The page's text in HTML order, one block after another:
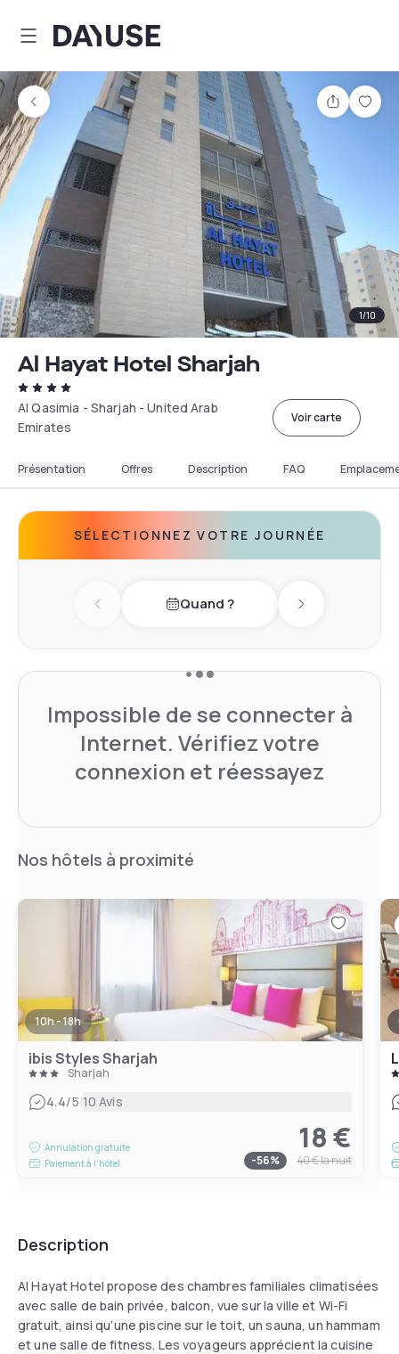
Dayuse
Partager
1/10
Al Hayat Hotel Sharjah
Al Qasimia - Sharjah - United Arab
Emirates
Voir carte
Présentation Offres Description FAQ
SÉLECTIONNEZ VOTRE JOURNÉE
Previous dayQuand ? Next day
Impossible de se connecter à
Internet. Vérifiez votre
connexion et réessayez
Nos hôtels à proximité
10h - 18h
ibis Styles Sharjah
Sharjah
4.4/5|10 Avis
Annulation gratuite
Paiement à l'hôtel
18 €
-56% 40 €la nuit
Description
Al Hayat Hotel propose des chambres familiales climatisées
avec salle de bain privée, balcon, vue sur la ville et Wi-Fi
gratuit, ainsi qu’une piscine sur le toit, un sauna, un hammam
et une salle de fitness. Les voyageurs apprécient la cuisine